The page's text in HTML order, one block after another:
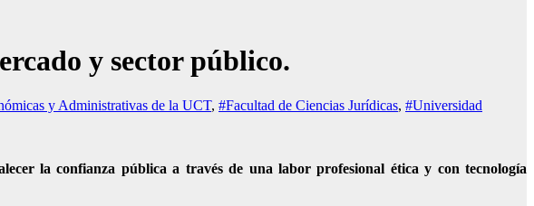
y sector público.
y Administrativas de la UCT, #Facultad de Ciencias Jurídicas, #Universidad
la confianza pública a través de una labor profesional ética y con tecnología